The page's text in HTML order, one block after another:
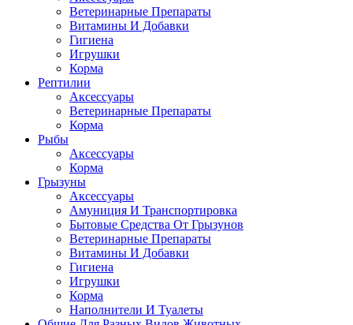
Ветеринарные Препараты
Витамины И Добавки
Гигиена
Игрушки
Корма
Рептилии
Аксессуары
Ветеринарные Препараты
Корма
Рыбы
Аксессуары
Корма
Грызуны
Аксессуары
Амуниция И Транспортировка
Бытовые Средства От Грызунов
Ветеринарные Препараты
Витамины И Добавки
Гигиена
Игрушки
Корма
Наполнители И Туалеты